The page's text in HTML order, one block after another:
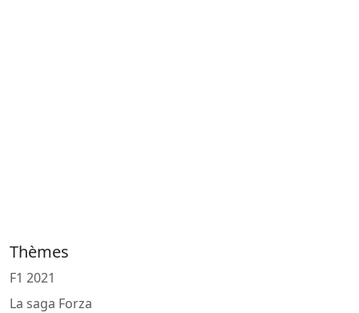
Thèmes
F1 2021
La saga Forza